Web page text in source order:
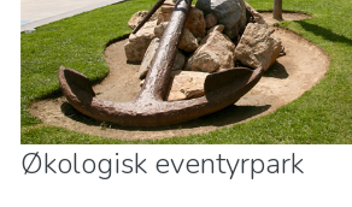
Økologisk eventyrpark